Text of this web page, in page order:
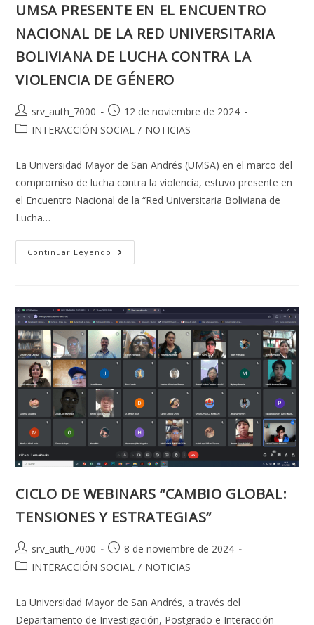
UMSA PRESENTE EN EL ENCUENTRO
NACIONAL DE LA RED UNIVERSITARIA
BOLIVIANA DE LUCHA CONTRA LA
VIOLENCIA DE GÉNERO
Autor
de
srv_auth_7000
Publicación
de
12 de noviembre de 2024
Categoría
la
INTERACCIÓN SOCIAL / NOTICIAS
La Universidad Mayor de San Andrés (UMSA) en el marco del
compromiso de lucha contra la violencia, estuvo presente en
el Encuentro Nacional de la “Red Universitaria Boliviana de
Lucha…
Continuar Leyendo UMSA
PRESENTE
DE
LA
RED
UNIVERSITARIA
BOLIVIANA
DE
LUCHA
CONTRA
LA
VIOLENCIA
DE
GÉNERO
CICLO DE WEBINARS “CAMBIO GLOBAL:
TENSIONES Y ESTRATEGIAS”
Autor
de
srv_auth_7000
Publicación
de
8 de noviembre de 2024
Categoría
la
INTERACCIÓN SOCIAL / NOTICIAS
La Universidad Mayor de San Andrés, a través del
Departamento de Investigación, Postgrado e Interacción